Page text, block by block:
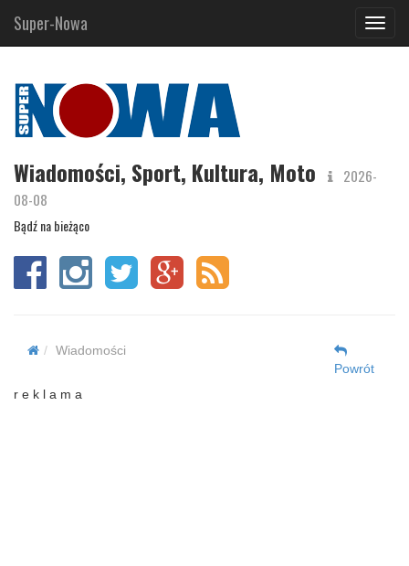
Super-Nowa
Wiadomości, Sport, Kultura, Moto
2026-
08-08
Bądź na bieżąco
Wiadomości
Powrót
r e k l a m a